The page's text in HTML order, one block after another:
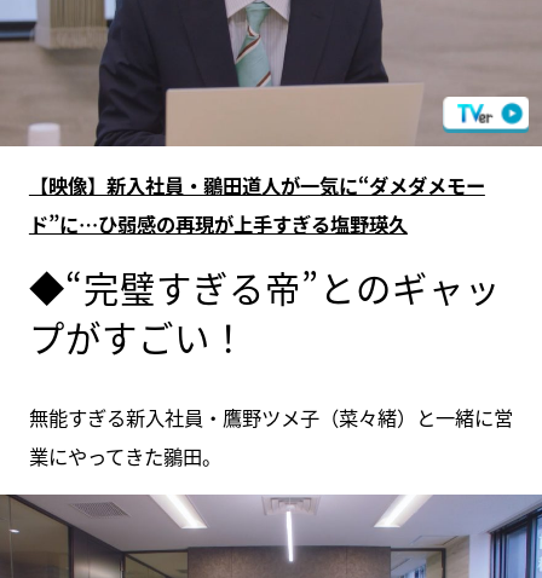
【映像】新入社員・鶸田道人が一気に“ダメダメモー
ド”に…ひ弱感の再現が上手すぎる塩野瑛久
◆“完璧すぎる帝”とのギャッ
プがすごい！
無能すぎる新入社員・鷹野ツメ子（菜々緒）と一緒に営
業にやってきた鶸田。